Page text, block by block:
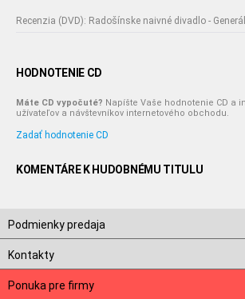
Recenzia (DVD): Radošínske naivné divadlo - Generál
HODNOTENIE CD
Máte CD vypočuté? Napíšte Vaše hodnotenie CD a
užívateľov a návštevníkov internetového obchodu.
Zadať hodnotenie CD
KOMENTÁRE K HUDOBNÉMU TITULU
Podmienky predaja
Kontakty
Ponuka pre firmy